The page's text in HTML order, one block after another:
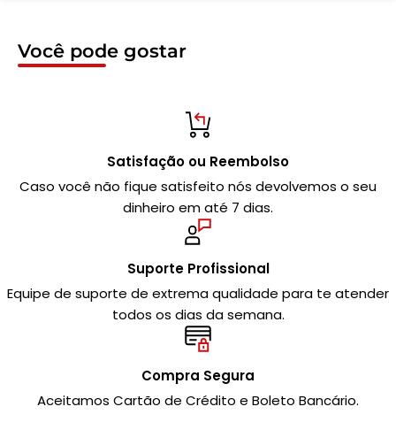
Você pode gostar
Satisfação ou Reembolso
Caso você não fique satisfeito nós devolvemos o seu
dinheiro em até 7 dias.
Suporte Profissional
Equipe de suporte de extrema qualidade para te atender
todos os dias da semana.
Compra Segura
Aceitamos Cartão de Crédito e Boleto Bancário.